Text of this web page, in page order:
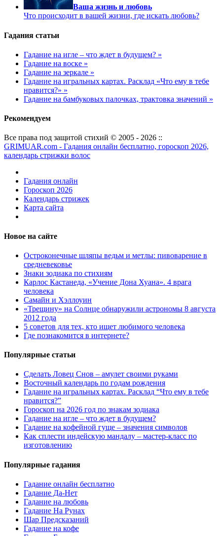
Ваша жизнь и любовь
Что происходит в вашей жизни, где искать любовь?
Гадания статьи
Гадание на игле – что ждет в будущем? »
Гадание на воске »
Гадание на зеркале »
Гадание на игральных картах. Расклад «Что ему в тебе
нравится?» »
Гадание на бамбуковых палочках, трактовка значений »
Рекомендуем
Все права под защитой стихий © 2005 - 2026 ::
GRIMUAR.com - Гадания онлайн бесплатно, гороскоп 2026,
календарь стрижки волос
Гадания онлайн
Гороскоп 2026
Календарь стрижек
Карта сайта
Новое на сайте
Остроконечные шляпы ведьм и метлы: пивоварение в
средневековье
Знаки зодиака по стихиям
Карлос Кастанеда, «Учение Дона Хуана». 4 врага
человека
Самайн и Хэллоуин
«Трещину» на Солнце обнаружили астрономы 8 августа
2012 года
5 советов для тех, кто ищет любимого человека
Где познакомится в интернете?
Популярные статьи
Сделать Ловец Снов – амулет своими руками
Восточный календарь по годам рождения
Гадание на игральных картах. Расклад “Что ему в тебе
нравится?”
Гороскоп на 2026 год по знакам зодиака
Гадание на игле – что ждет в будущем?
Гадание на кофейной гуще – значения символов
Как сплести индейскую мандалу – мастер-класс по
изготовлению
Популярные гадания
Гадание онлайн бесплатно
Гадание Да-Нет
Гадание на любовь
Гадание На Рунах
Шар Предсказаний
Гадание на кофе